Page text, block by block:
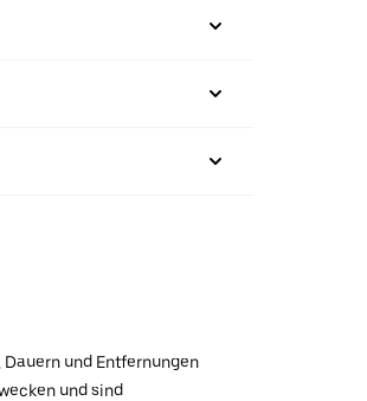
und Entfernungen
und sind